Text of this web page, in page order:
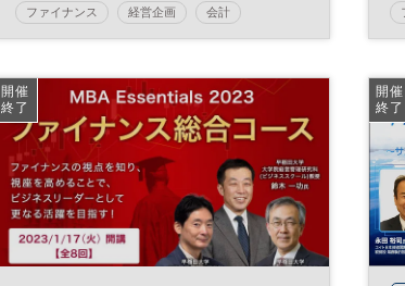
ファイナンス 経営企画 会計
バックオフィス DX
日経メッセプレミアム・カンファレンス・シリー
ズ
プレミアム・カンファレンス・シリーズ
開催
終了
開催
終了